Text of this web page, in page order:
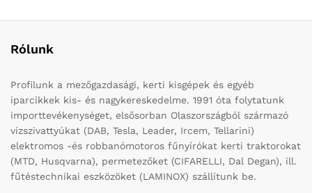
Rólunk
Profilunk a mezőgazdasági, kerti kisgépek és egyéb
iparcikkek kis- és nagykereskedelme. 1991 óta folytatunk
importtevékenységet, elsősorban Olaszországból származó
vízszivattyúkat (DAB, Tesla, Leader, Ircem, Tellarini)
elektromos -és robbanómotoros fűnyírókat kerti traktorokat
(MTD, Husqvarna), permetezőket (CIFARELLI, Dal Degan), ill.
fűtéstechnikai eszközöket (LAMINOX) szállítunk be.